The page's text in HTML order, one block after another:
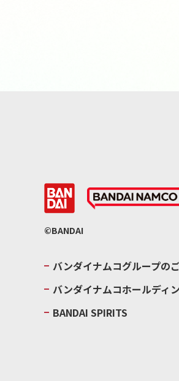
©BANDAI
バンダイナムコグループの
バンダイナムコホールディ
BANDAI SPIRITS